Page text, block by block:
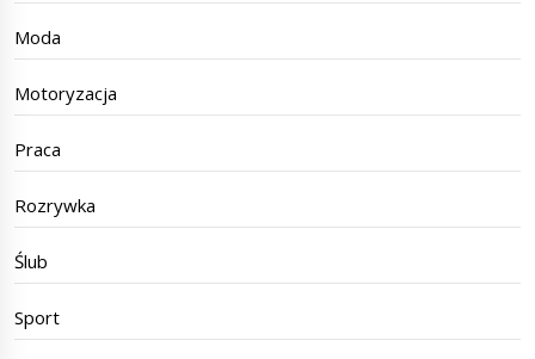
Moda
Motoryzacja
Praca
Rozrywka
Ślub
Sport